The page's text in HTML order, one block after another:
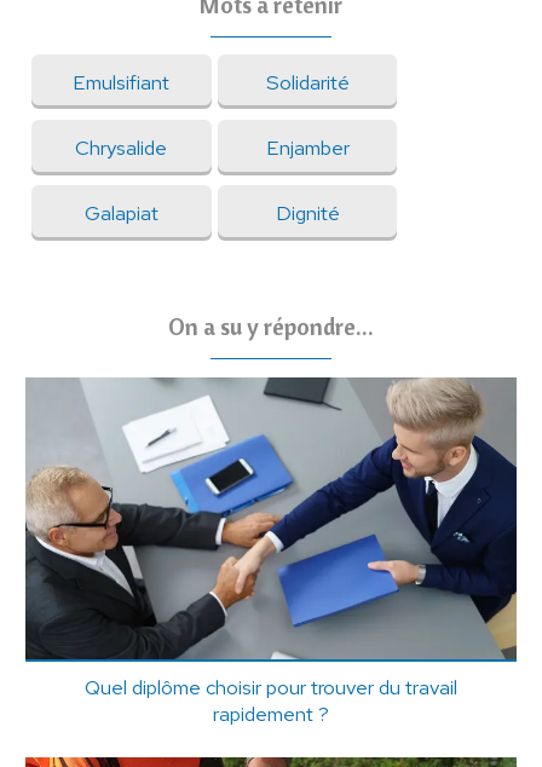
Emulsifiant Solidarité
Chrysalide Enjamber
Galapiat Dignité
On a su y répondre...
Quel diplôme choisir pour trouver du travail
rapidement ?